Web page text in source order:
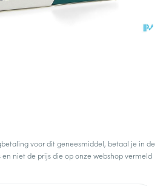
voor dit geneesmiddel, betaal je in de
niet de prijs die op onze webshop vermeld